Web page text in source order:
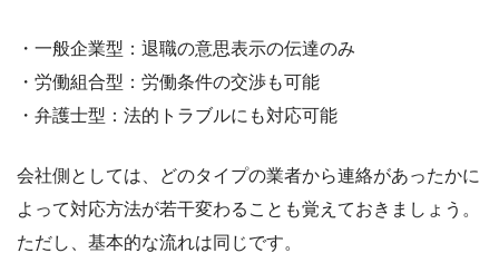
・一般企業型：退職の意思表示の伝達のみ
・労働組合型：労働条件の交渉も可能
・弁護士型：法的トラブルにも対応可能
会社側としては、どのタイプの業者から連絡があったかに
よって対応方法が若干変わることも覚えておきましょう。
ただし、基本的な流れは同じです。